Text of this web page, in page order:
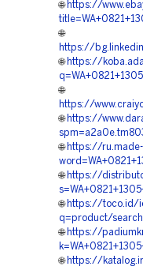
🌐 https://
🌐
https://
🌐 https://
🌐
https://
🌐 https://
🌐 https://
🌐 https://
🌐 https://toco.id/
q=product/
🌐 https://
🌐 https://